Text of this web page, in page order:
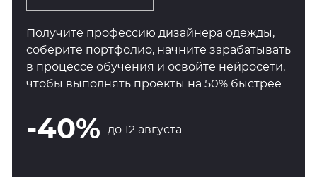
Получите профессию дизайнера одежды,
соберите портфолио, начните зарабатывать
в процессе обучения и освойте нейросети,
чтобы выполнять проекты на 50% быстрее
-40% до 12 августа